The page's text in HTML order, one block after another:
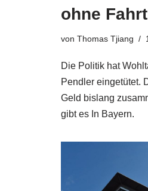
ohne Fahrt
von Thomas Tjiang
Die Politik hat
Pendler eingetütet.
Geld bislang
gibt es In Bayern.